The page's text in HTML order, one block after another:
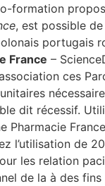
formation
, est possible
portugais
France –
ces
dit récessif.
Pharmacie
l’utilisation de
les relation
de la à des